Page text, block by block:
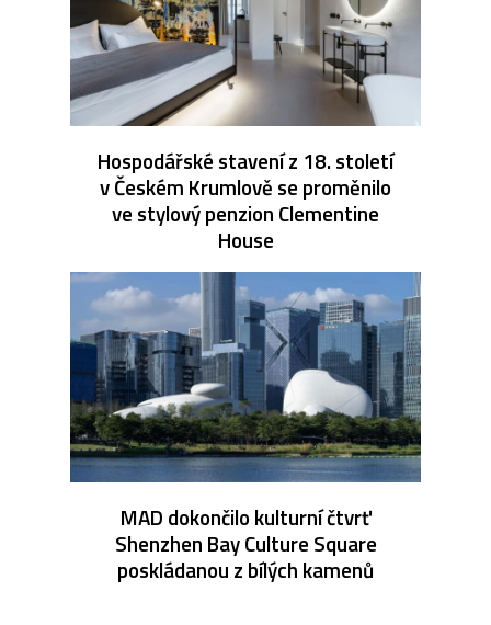
Hospodářské stavení z 18. století
v Českém Krumlově se proměnilo
ve stylový penzion Clementine
House
MAD dokončilo kulturní čtvrť
Shenzhen Bay Culture Square
poskládanou z bílých kamenů